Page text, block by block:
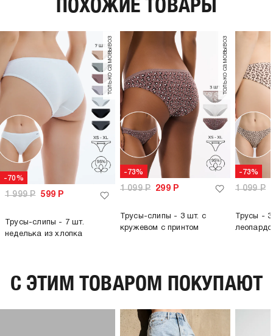
-70%
только самовывоз
1 999Р 599 Р
Трусы-слипы - 7 шт.
неделька из хлопка
-73%
только самовывоз
1 099Р 299Р
Трусы-слипы - 3 шт. с
кружевом с принтом
-73%
1 099Р
Трусы -
C ЭТИМ ТОВАРОМ ПОКУПАЮТ